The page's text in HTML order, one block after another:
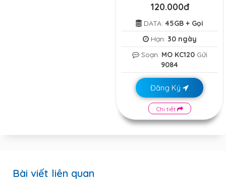
120.000đ
DATA: 45GB + Gọi
Hạn: 30 ngày
Soạn: MO KC120Gửi
9084
Đăng Ký
Chi tiết
Bài viết liên quan